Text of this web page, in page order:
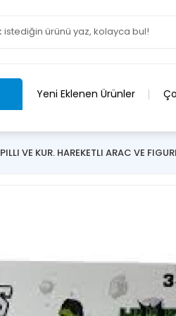
Yeni Eklenen Ürünler
PILLI VE KUR. HAREKETLI ARAC VE